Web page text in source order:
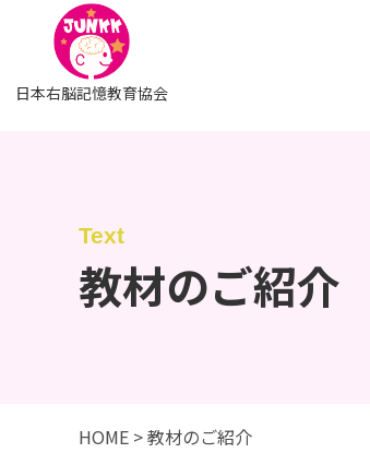
日本右脳記憶教育協会
教材のご紹介
HOME >教材のご紹介